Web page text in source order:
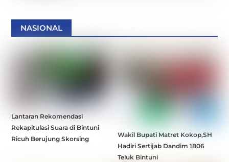
NASIONAL
Lantaran Rekomendasi
Rekapitulasi Suara di Bintuni
Ricuh Berujung Skorsing
Wakil Bupati Matret Kokop,SH
Hadiri Sertijab Dandim 1806
Teluk Bintuni